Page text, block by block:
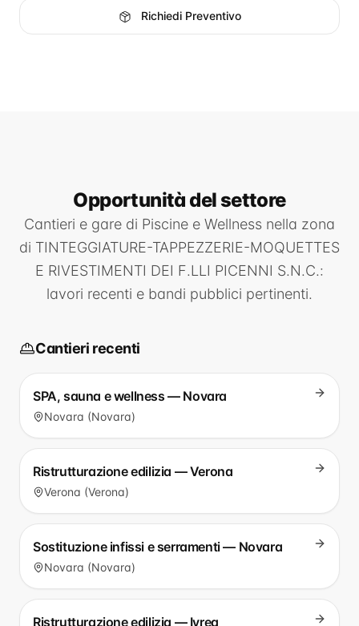
Richiedi Preventivo
Opportunitàdel settore
Cantieri e gare di Piscine e Wellness nella zona
di TINTEGGIATURE-TAPPEZZERIE-MOQUETTES
E RIVESTIMENTI DEI F.LLI PICENNI S.N.C.:
lavori recenti e bandi pubblici pertinenti.
Cantieri recenti
SPA, sauna e wellness — Novara
Novara (Novara)
Ristrutturazione edilizia — Verona
Verona (Verona)
Sostituzione infissi e serramenti — Novara
Novara (Novara)
Ristrutturazione edilizia — Ivrea